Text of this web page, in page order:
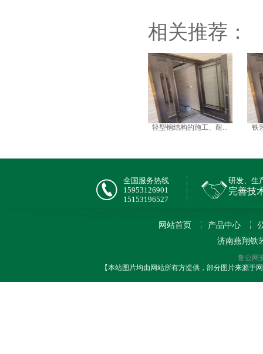
相关推荐：
轻型钢结构的施工、耐... 铁
全国服务热线
15953126901
15153196527
研发、生
完善技
网站首页 产品中心
济南燕翔铁
鲁公网
【本站图片均由网站所有方提供，部分图片来源